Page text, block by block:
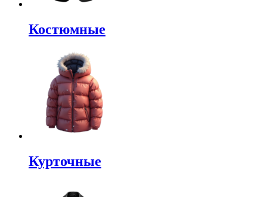
Костюмные
Курточные